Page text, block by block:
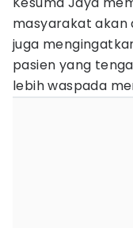
masyarakat akan
juga
pasien yang
lebih waspada